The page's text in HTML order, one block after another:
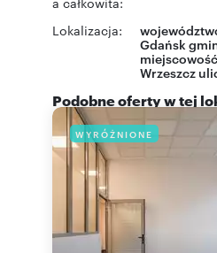
Lokalizacja:
Gdańsk
Wrzeszcz
Podobne oferty w tej
WYRÓŻNIONE